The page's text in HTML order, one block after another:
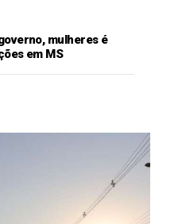
mulheres é
em MS